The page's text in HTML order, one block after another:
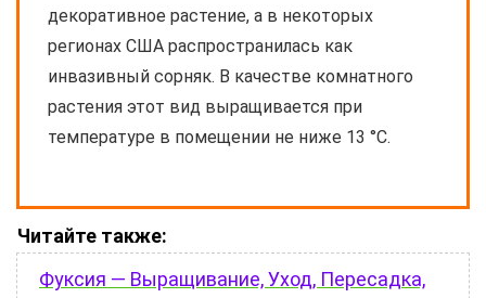
декоративное растение, а в некоторых
регионах США распространилась как
инвазивный сорняк. В качестве комнатного
растения этот вид выращивается при
температуре в помещении не ниже 13 °C.
Читайте также:
Фуксия — Выращивание, Уход, Пересадка,